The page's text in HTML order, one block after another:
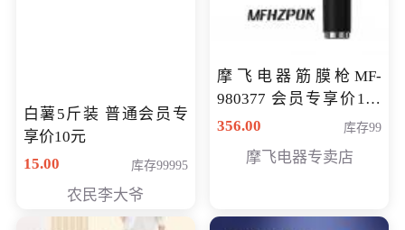
白薯5斤装 普通会员专
享价10元
15.00
库存99995
农民李大爷
摩飞电器筋膜枪MF-
980377 会员专享价199
元
356.00 库存99
摩飞电器专卖店